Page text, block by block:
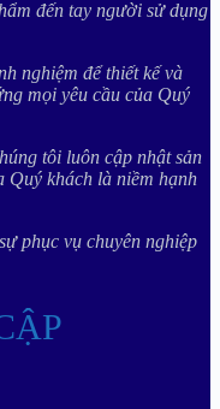
đến tay người sử dụng
nghiệm để thiết kế và
mọi yêu cầu của Quý
tôi luôn cập nhật sản
Quý khách là niềm hạnh
phục vụ chuyên nghiệp